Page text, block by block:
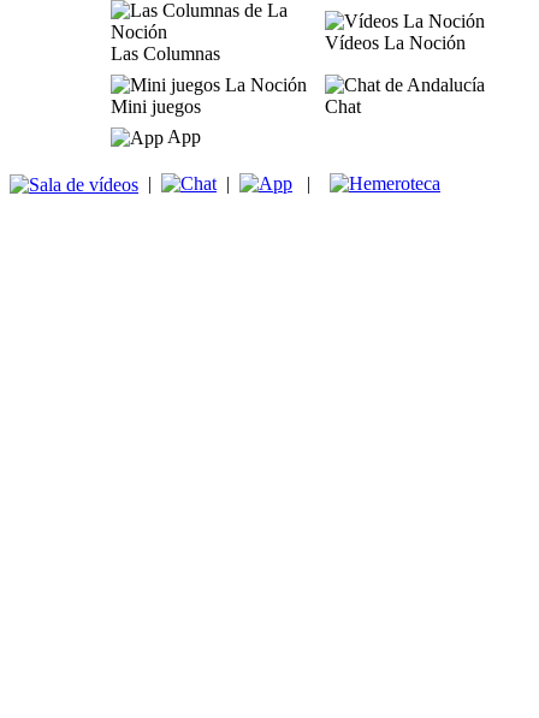
Las Columnas
Vídeos La Noción
Mini juegos
Chat
App
| | |